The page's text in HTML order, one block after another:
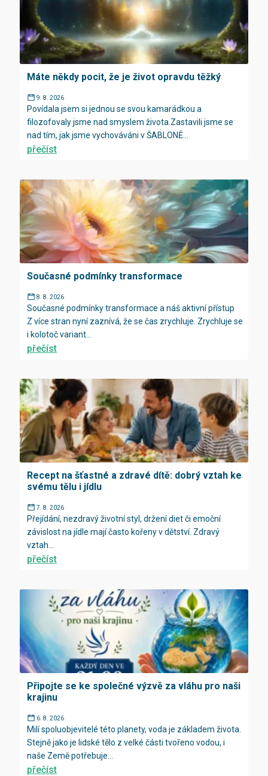
Máte někdy pocit, že je život opravdu těžký
9. 8. 2026
Povídala jsem si jednou se svou kamarádkou a
filozofovaly jsme nad smyslem života.Zastavili jsme se
nad tím, jak jsme vychováváni v ŠABLONĚ...
přečíst
Současné podmínky transformace
8. 8. 2026
Současné podmínky transformace a náš aktivní přístup
Z více stran nyní zaznívá, že se čas zrychluje. Zrychluje se
i kolotoč variant...
přečíst
Recept na šťastné a zdravé dítě: dobrý vztah ke
svému tělu i jídlu
7. 8. 2026
Přejídání, nezdravý životní styl, držení diet či emoční
závislost na jídle mají často kořeny v dětství. Zdravý
vztah...
přečíst
Připojte se ke společné výzvě za vláhu pro naši
krajinu
6. 8. 2026
Milí spoluobjevitelé této planety, voda je základem života.
Stejně jako je lidské tělo z velké části tvořeno vodou, i
naše Země potřebuje...
přečíst